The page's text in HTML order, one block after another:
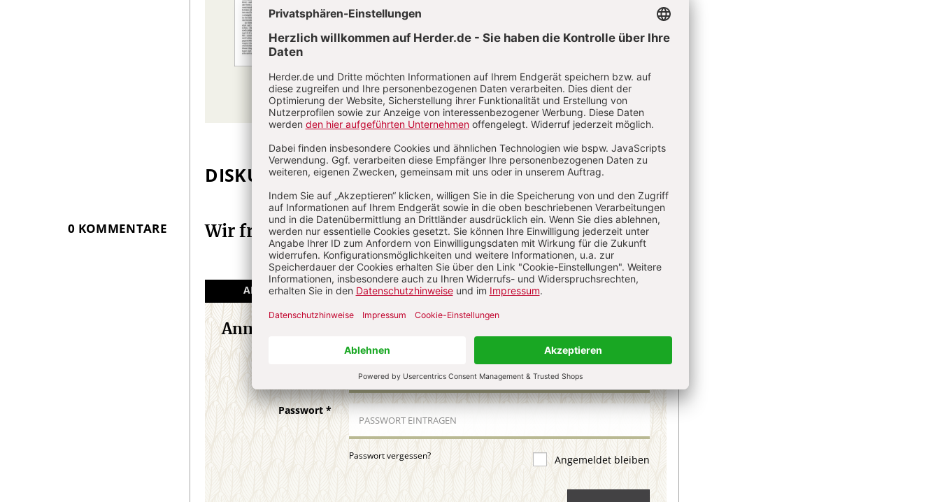
Jetzt gratis testen
Infos
DISKUSSION Kommentieren
0 KOMMENTARE Wir freuen uns über Ihren Kommentar
ANGEMELDET KOMMENTIEREN ALS GAST KOMMENTIEREN
Anmeldung
Passwort*
Passwort vergessen? Angemeldet bleiben